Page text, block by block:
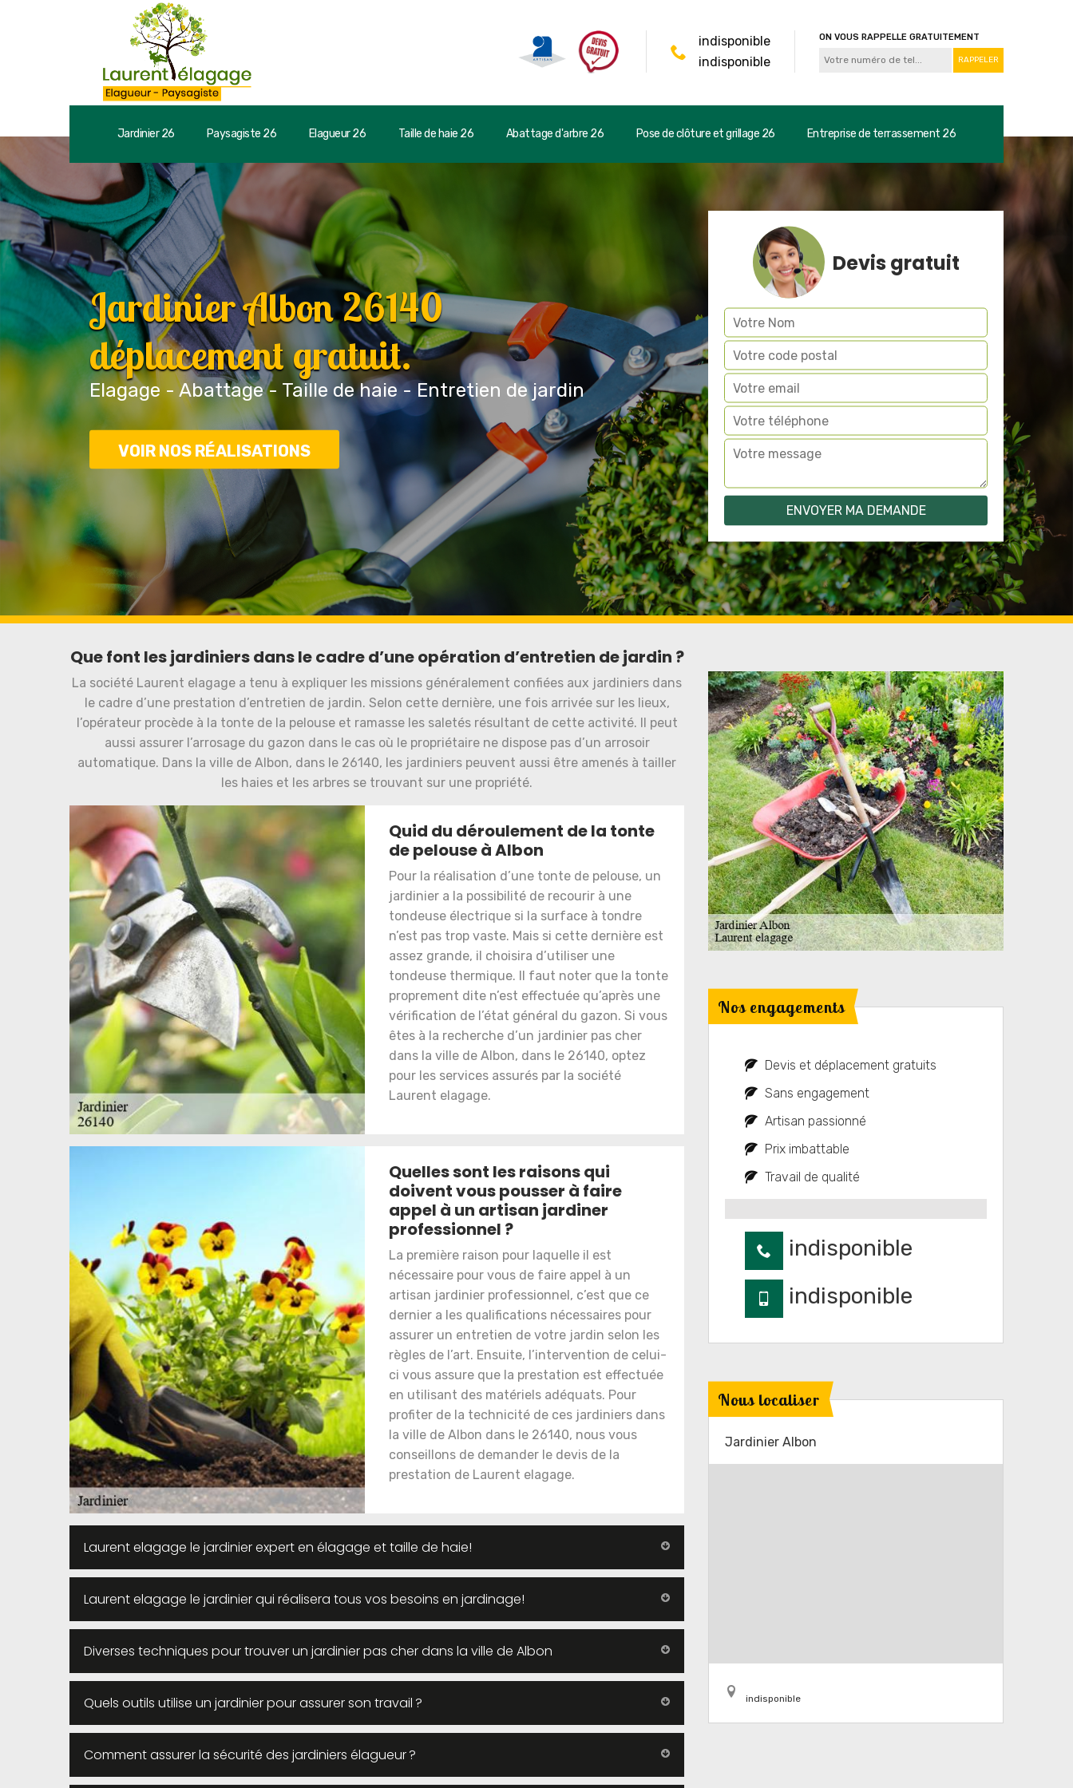
indisponible
indisponible
ON VOUS RAPPELLE GRATUITEMENT
Jardinier 26 Paysagiste 26 Elagueur 26 Taille de haie 26 Abattage d'arbre 26 Pose de clôture et grillage 26 Entreprise de terrassement 26
Jardinier Albon 26140
déplacement gratuit.
Elagage - Abattage - Taille de haie - Entretien de jardin
VOIR NOS RÉALISATIONS
Devis gratuit
Que font les jardiniers dans le cadre d’une opération d’entretien de jardin ?
La société Laurent elagage a tenu à expliquer les missions généralement confiées aux jardiniers dans
le cadre d’une prestation d’entretien de jardin. Selon cette dernière, une fois arrivée sur les lieux,
l’opérateur procède à la tonte de la pelouse et ramasse les saletés résultant de cette activité. Il peut
aussi assurer l’arrosage du gazon dans le cas où le propriétaire ne dispose pas d’un arrosoir
automatique. Dans la ville de Albon, dans le 26140, les jardiniers peuvent aussi être amenés à tailler
les haies et les arbres se trouvant sur une propriété.
Quid du déroulement de la tonte
de pelouse à Albon
Pour la réalisation d’une tonte de pelouse, un
jardinier a la possibilité de recourir à une
tondeuse électrique si la surface à tondre
n’est pas trop vaste. Mais si cette dernière est
assez grande, il choisira d’utiliser une
tondeuse thermique. Il faut noter que la tonte
proprement dite n’est effectuée qu’après une
vérification de l’état général du gazon. Si vous
êtes à la recherche d’un jardinier pas cher
dans la ville de Albon, dans le 26140, optez
pour les services assurés par la société
Laurent elagage.
Quelles sont les raisons qui
doivent vous pousser à faire
appel à un artisan jardiner
professionnel ?
La première raison pour laquelle il est
nécessaire pour vous de faire appel à un
artisan jardinier professionnel, c’est que ce
dernier a les qualifications nécessaires pour
assurer un entretien de votre jardin selon les
règles de l’art. Ensuite, l’intervention de celui-
ci vous assure que la prestation est effectuée
en utilisant des matériels adéquats. Pour
profiter de la technicité de ces jardiniers dans
la ville de Albon dans le 26140, nous vous
conseillons de demander le devis de la
prestation de Laurent elagage.
Laurent elagage le jardinier expert en élagage et taille de haie!
Laurent elagage le jardinier qui réalisera tous vos besoins en jardinage!
Diverses techniques pour trouver un jardinier pas cher dans la ville de Albon
Quels outils utilise un jardinier pour assurer son travail ?
Comment assurer la sécurité des jardiniers élagueur ?
Nos engagements
Devis et déplacement gratuits
Sans engagement
Artisan passionné
Prix imbattable
Travail de qualité
indisponible
indisponible
Nous localiser
Jardinier Albon
indisponible